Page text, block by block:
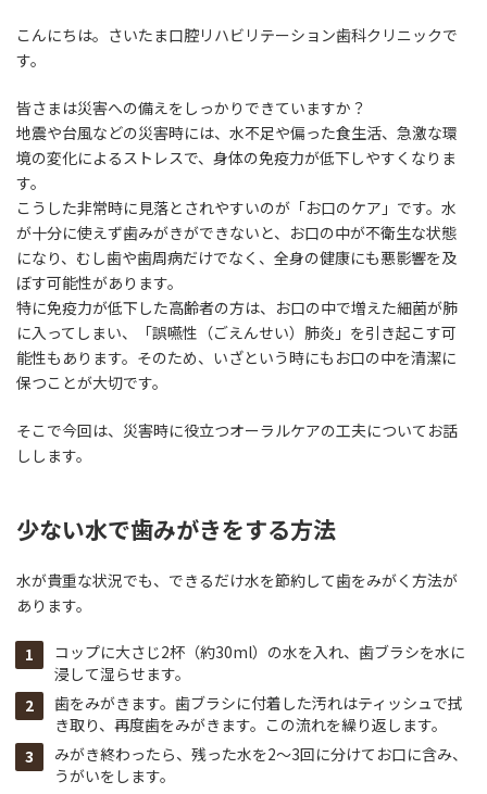
こんにちは。さいたま口腔リハビリテーション歯科クリニックで
す。
皆さまは災害への備えをしっかりできていますか？
地震や台風などの災害時には、水不足や偏った食生活、急激な環
境の変化によるストレスで、身体の免疫力が低下しやすくなりま
す。
こうした非常時に見落とされやすいのが「お口のケア」です。水
が十分に使えず歯みがきができないと、お口の中が不衛生な状態
になり、むし歯や歯周病だけでなく、全身の健康にも悪影響を及
ぼす可能性があります。
特に免疫力が低下した高齢者の方は、お口の中で増えた細菌が肺
に入ってしまい、「誤嚥性（ごえんせい）肺炎」を引き起こす可
能性もあります。そのため、いざという時にもお口の中を清潔に
保つことが大切です。
そこで今回は、災害時に役立つオーラルケアの工夫についてお話
しします。
少ない水で歯みがきをする方法
水が貴重な状況でも、できるだけ水を節約して歯をみがく方法が
あります。
コップに大さじ2杯（約30ml）の水を入れ、歯ブラシを水に
浸して湿らせます。
歯をみがきます。歯ブラシに付着した汚れはティッシュで拭
き取り、再度歯をみがきます。この流れを繰り返します。
みがき終わったら、残った水を2～3回に分けてお口に含み、
うがいをします。